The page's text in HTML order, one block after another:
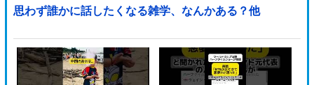
思わず誰かに話したくなる雑学、なんかある？他